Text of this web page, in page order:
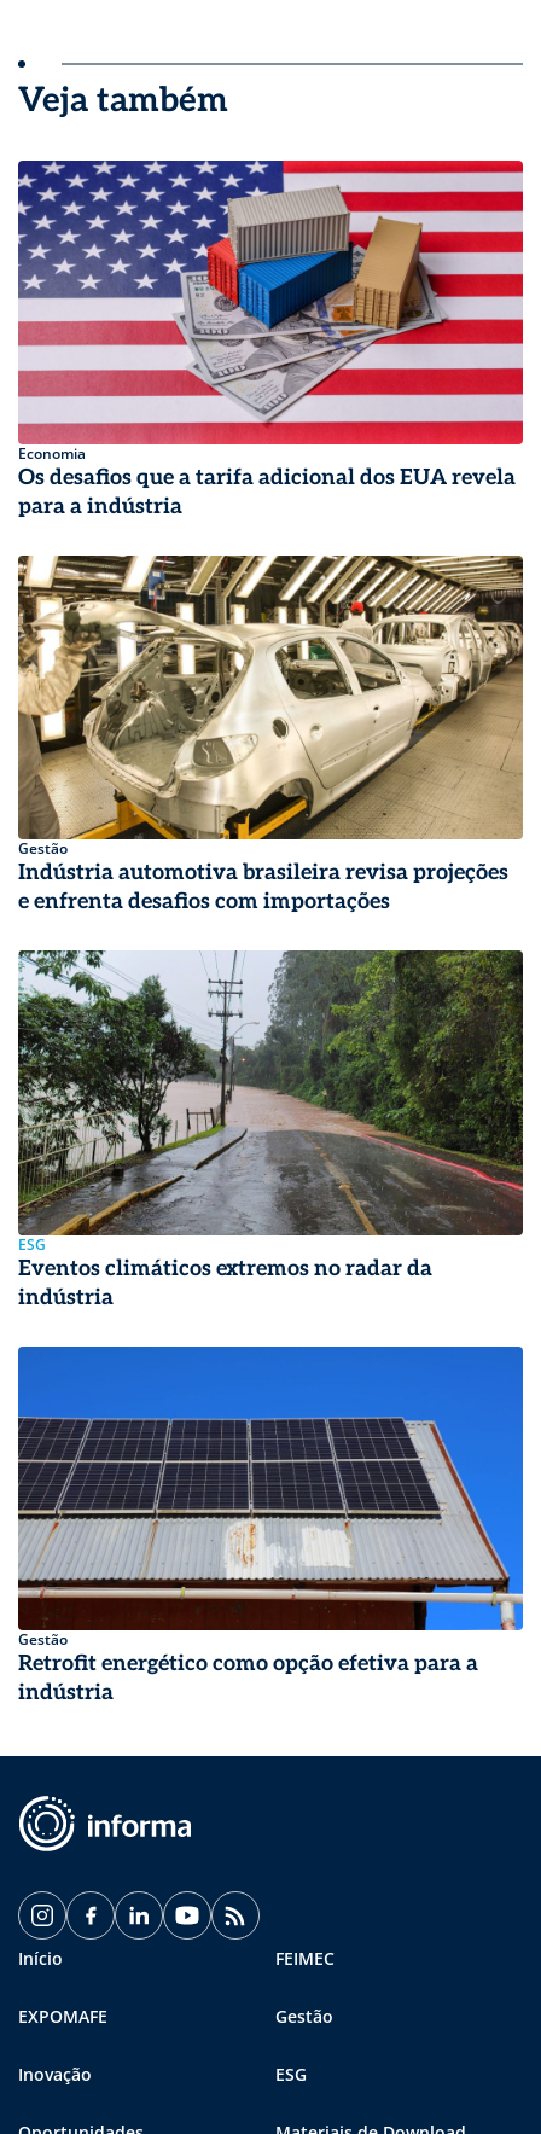
Veja também
Economia
Os desafios que a tarifa adicional dos EUA revela
para a indústria
Gestão
Indústria automotiva brasileira revisa projeções
e enfrenta desafios com importações
ESG
Eventos climáticos extremos no radar da
indústria
Gestão
Retrofit energético como opção efetiva para a
indústria
Início FEIMEC
EXPOMAFE Gestão
Inovação ESG